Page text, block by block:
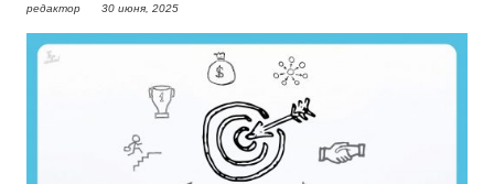
редактор 30 июня, 2025